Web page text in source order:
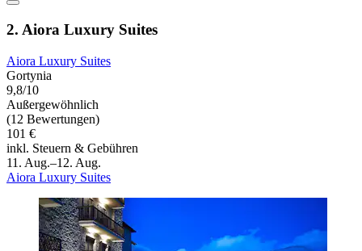
2. Aiora Luxury Suites
Aiora Luxury Suites
Gortynia
9,8/10
Außergewöhnlich
(12 Bewertungen)
101 €
inkl. Steuern & Gebühren
11. Aug.–12. Aug.
Aiora Luxury Suites